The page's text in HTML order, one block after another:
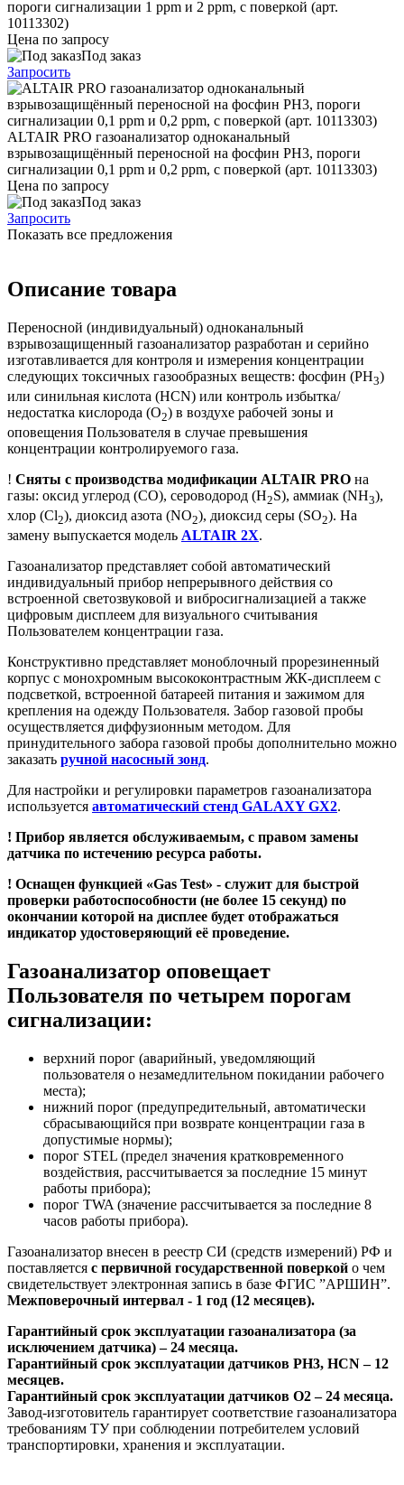
пороги сигнализации 1 ppm и 2 ppm, с поверкой (арт.
10113302)
Цена по запросу
Под заказ
Запросить
ALTAIR PRO газоанализатор одноканальный
взрывозащищённый переносной на фосфин PH3, пороги
сигнализации 0,1 ppm и 0,2 ppm, с поверкой (арт. 10113303)
Цена по запросу
Под заказ
Запросить
Показать все предложения
Описание товара
Переносной (индивидуальный) одноканальный
взрывозащищенный газоанализатор разработан и серийно
изготавливается для контроля и измерения концентрации
следующих токсичных газообразных веществ: фосфин (PH3)
или синильная кислота (HCN) или контроль избытка/
недостатка кислорода (O2) в воздухе рабочей зоны и
оповещения Пользователя в случае превышения
концентрации контролируемого газа.
! Сняты с производства модификации ALTAIR PRO на
газы: оксид углерод (CO), сероводород (H2S), аммиак (NH3),
хлор (Cl2), диоксид азота (NO2), диоксид серы (SO2). На
замену выпускается модель ALTAIR 2Х.
Газоанализатор представляет собой автоматический
индивидуальный прибор непрерывного действия со
встроенной светозвуковой и вибросигнализацией а также
цифровым дисплеем для визуального считывания
Пользователем концентрации газа.
Конструктивно представляет моноблочный прорезиненный
корпус с монохромным высококонтрастным ЖК-дисплеем с
подсветкой, встроенной батареей питания и зажимом для
крепления на одежду Пользователя. Забор газовой пробы
осуществляется диффузионным методом. Для
принудительного забора газовой пробы дополнительно можно
заказать ручной насосный зонд.
Для настройки и регулировки параметров газоанализатора
используется автоматический стенд GALAXY GX2.
! Прибор является обслуживаемым, с правом замены
датчика по истечению ресурса работы.
! Оснащен функцией «Gas Test» - служит для быстрой
проверки работоспособности (не более 15 секунд) по
окончании которой на дисплее будет отображаться
индикатор удостоверяющий её проведение.
Газоанализатор оповещает
Пользователя по четырем порогам
сигнализации:
верхний порог (аварийный, уведомляющий
пользователя о незамедлительном покидании рабочего
места);
нижний порог (предупредительный, автоматически
сбрасывающийся при возврате концентрации газа в
допустимые нормы);
порог STЕL (предел значения кратковременного
воздействия, рассчитывается за последние 15 минут
работы прибора);
порог TWA (значение рассчитывается за последние 8
часов работы прибора).
Газоанализатор внесен в реестр СИ (средств измерений) РФ и
поставляется с первичной государственной поверкой о чем
свидетельствует электронная запись в базе ФГИС ”АРШИН”.
Межповерочный интервал - 1 год (12 месяцев).
Гарантийный срок эксплуатации газоанализатора (за
исключением датчика) – 24 месяца.
Гарантийный срок эксплуатации датчиков PH3, HCN – 12
месяцев.
Гарантийный срок эксплуатации датчиков O2 – 24 месяца.
Завод-изготовитель гарантирует соответствие газоанализатора
требованиям ТУ при соблюдении потребителем условий
транспортировки, хранения и эксплуатации.